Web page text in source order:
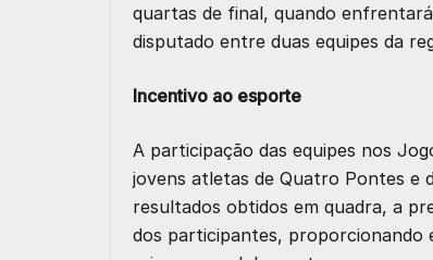
quartas de final, quando
disputado entre duas equipes da
Incentivo ao esporte
A participação das equipes nos
jovens atletas de Quatro Pontes e
resultados obtidos em quadra, a
dos participantes, proporcionando